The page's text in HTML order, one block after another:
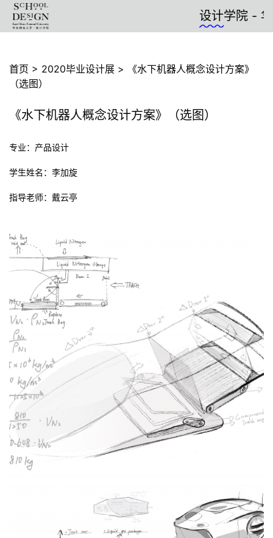
设计学院 - 华
首页 > 2020毕业设计展 >
《水下机器人概念设计方案》
（选图）
《水下机器人概念设计方案》（选图）
专业：产品设计
学生姓名：李加旋
指导老师：戴云亭